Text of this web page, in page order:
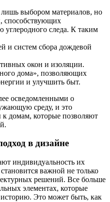
лишь выбором материалов, но
способствующих
следа. К таким
и систем сбора дождевой
окон и изоляции.
дома», позволяющих
и улучшить быт.
осведомленными о
среду, и это
домам, которые позволяют
в дизайне
индивидуальность их
важной не только
решений. Все больше
элементах, которые
Это может быть, как